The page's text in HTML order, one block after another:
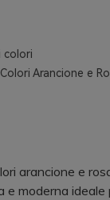
colori
Arancione e
arancione e
e moderna ideale